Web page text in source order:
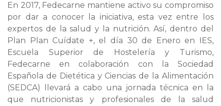
En 2017, Fedecarne mantiene activo su compromiso
por dar a conocer la iniciativa, esta vez entre los
expertos de la salud y la nutrición. Así, dentro del
Plan Plan Cuídate +, el día 30 de Enero en IES,
Escuela Superior de Hostelería y Turismo,
Fedecarne en colaboración con la Sociedad
Española de Dietética y Ciencias de la Alimentación
(SEDCA) llevará a cabo una jornada técnica en la
que nutricionistas y profesionales de la salud